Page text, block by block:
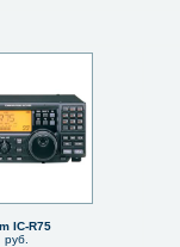
IC-R75
руб.